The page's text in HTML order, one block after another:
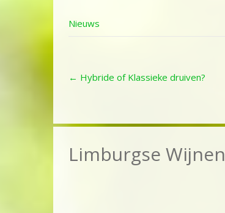
Nieuws
Post
navigation
← Hybride of Klassieke druiven?
Limburgse Wijnen